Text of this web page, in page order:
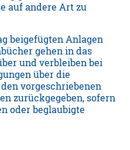
auf andere Art zu
beigefügten Anlagen
gehen in das
und verbleiben bei
über die
vorgeschriebenen
zurückgegeben, sofern
oder beglaubigte